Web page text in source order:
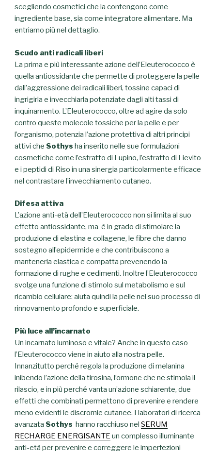
scegliendo cosmetici che la contengono come
ingrediente base, sia come integratore alimentare. Ma
entriamo più nel dettaglio.
Scudo anti radicali liberi
La prima e più interessante azione dell’Eleuterococco è
quella antiossidante che permette di proteggere la pelle
dall’aggressione dei radicali liberi, tossine capaci di
ingrigirla e invecchiarla potenziate dagli alti tassi di
inquinamento. L’Eleuterococco, oltre ad agire da solo
contro queste molecole tossiche per la pelle e per
l’organismo, potenzia l’azione protettiva di altri principi
attivi che Sothys ha inserito nelle sue formulazioni
cosmetiche come l’estratto di Lupino, l’estratto di Lievito
e i peptidi di Riso in una sinergia particolarmente efficace
nel contrastare l’invecchiamento cutaneo.
Difesa attiva
L’azione anti-età dell’Eleuterococco non si limita al suo
effetto antiossidante, ma è in grado di stimolare la
produzione di elastina e collagene, le fibre che danno
sostegno all’epidermide e che contribuiscono a
mantenerla elastica e compatta prevenendo la
formazione di rughe e cedimenti. Inoltre l’Eleuterococco
svolge una funzione di stimolo sul metabolismo e sul
ricambio cellulare: aiuta quindi la pelle nel suo processo di
rinnovamento profondo e superficiale.
Più luce all’incarnato
Un incarnato luminoso e vitale? Anche in questo caso
l’Eleuterococco viene in aiuto alla nostra pelle.
Innanzitutto perché regola la produzione di melanina
inibendo l’azione della tirosina, l’ormone che ne stimola il
rilascio, e in più perché vanta un’azione schiarente, due
effetti che combinati permettono di prevenire e rendere
meno evidenti le discromie cutanee. I laboratori di ricerca
avanzata Sothys hanno racchiuso nel SERUM
RECHARGE ENERGISANTE un complesso illuminante
anti-età per prevenire e correggere le imperfezioni